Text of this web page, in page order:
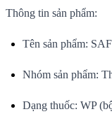
Thông tin sản phẩm:
Tên sản phẩm:
Nhóm sản phẩm:
Dạng thuốc: WP